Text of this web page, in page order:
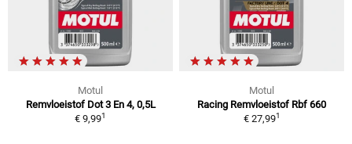
Motul
Remvloeistof Dot 3 En 4, 0,5L
€ 9,991
Motul
Racing Remvloeistof Rbf 660
€ 27,991